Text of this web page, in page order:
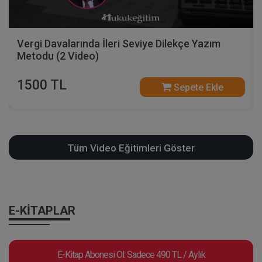
Vergi Davalarında İleri Seviye Dilekçe Yazım
Metodu (2 Video)
1500 TL Sepete Ekle
Tüm Video Eğitimleri Göster
E-KİTAPLAR
E-Kitap Abonesi Ol: Sadece 490 TL / Aylık